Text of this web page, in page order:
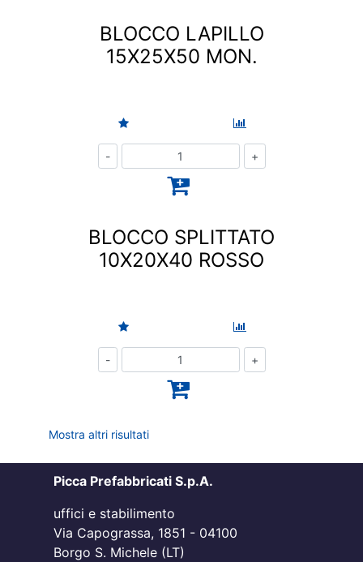
BLOCCO LAPILLO
15X25X50 MON.
BLOCCO SPLITTATO
10X20X40 ROSSO
Mostra altri risultati
Picca Prefabbricati S.p.A.
uffici e stabilimento
Via Capograssa, 1851 - 04100
Borgo S. Michele (LT)